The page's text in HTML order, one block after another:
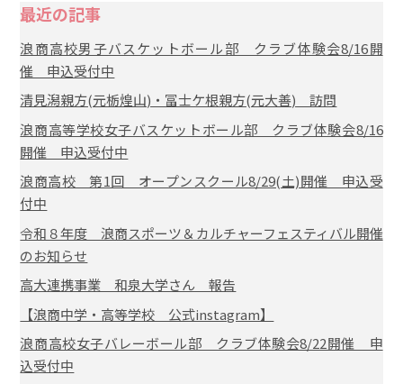
最近の記事
浪商高校男子バスケットボール部 クラブ体験会8/16開
催 申込受付中
清見潟親方(元栃煌山)・冨士ケ根親方(元大善) 訪問
浪商高等学校女子バスケットボール部 クラブ体験会8/16
開催 申込受付中
浪商高校 第1回 オープンスクール8/29(土)開催 申込受
付中
令和８年度 浪商スポーツ＆カルチャーフェスティバル開催
のお知らせ
高大連携事業 和泉大学さん 報告
【浪商中学・高等学校 公式instagram】
浪商高校女子バレーボール部 クラブ体験会8/22開催 申
込受付中